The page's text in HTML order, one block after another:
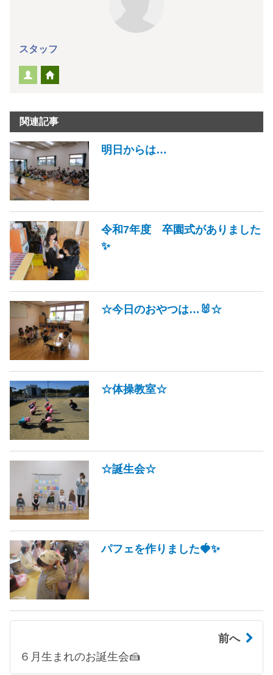
スタッフ
関連記事
明日からは…
令和7年度 卒園式がありました
✨
☆今日のおやつは…🐰☆
☆体操教室☆
☆誕生会☆
パフェを作りました🍓✨
前へ
６月生まれのお誕生会🍰